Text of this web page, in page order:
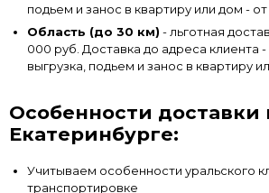
подьем и занос в квартиру или дом - от
Область (до 30 км) - льготная
000 руб. Доставка до адреса клиента -
выгрузка, подьем и занос в квартиру
Особенности доставки
Екатеринбурге:
Учитываем особенности уральского
транспортировке